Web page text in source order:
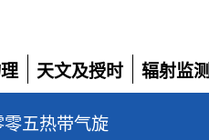
天文及授时
展
开
辐射监测
展
零五热带气旋